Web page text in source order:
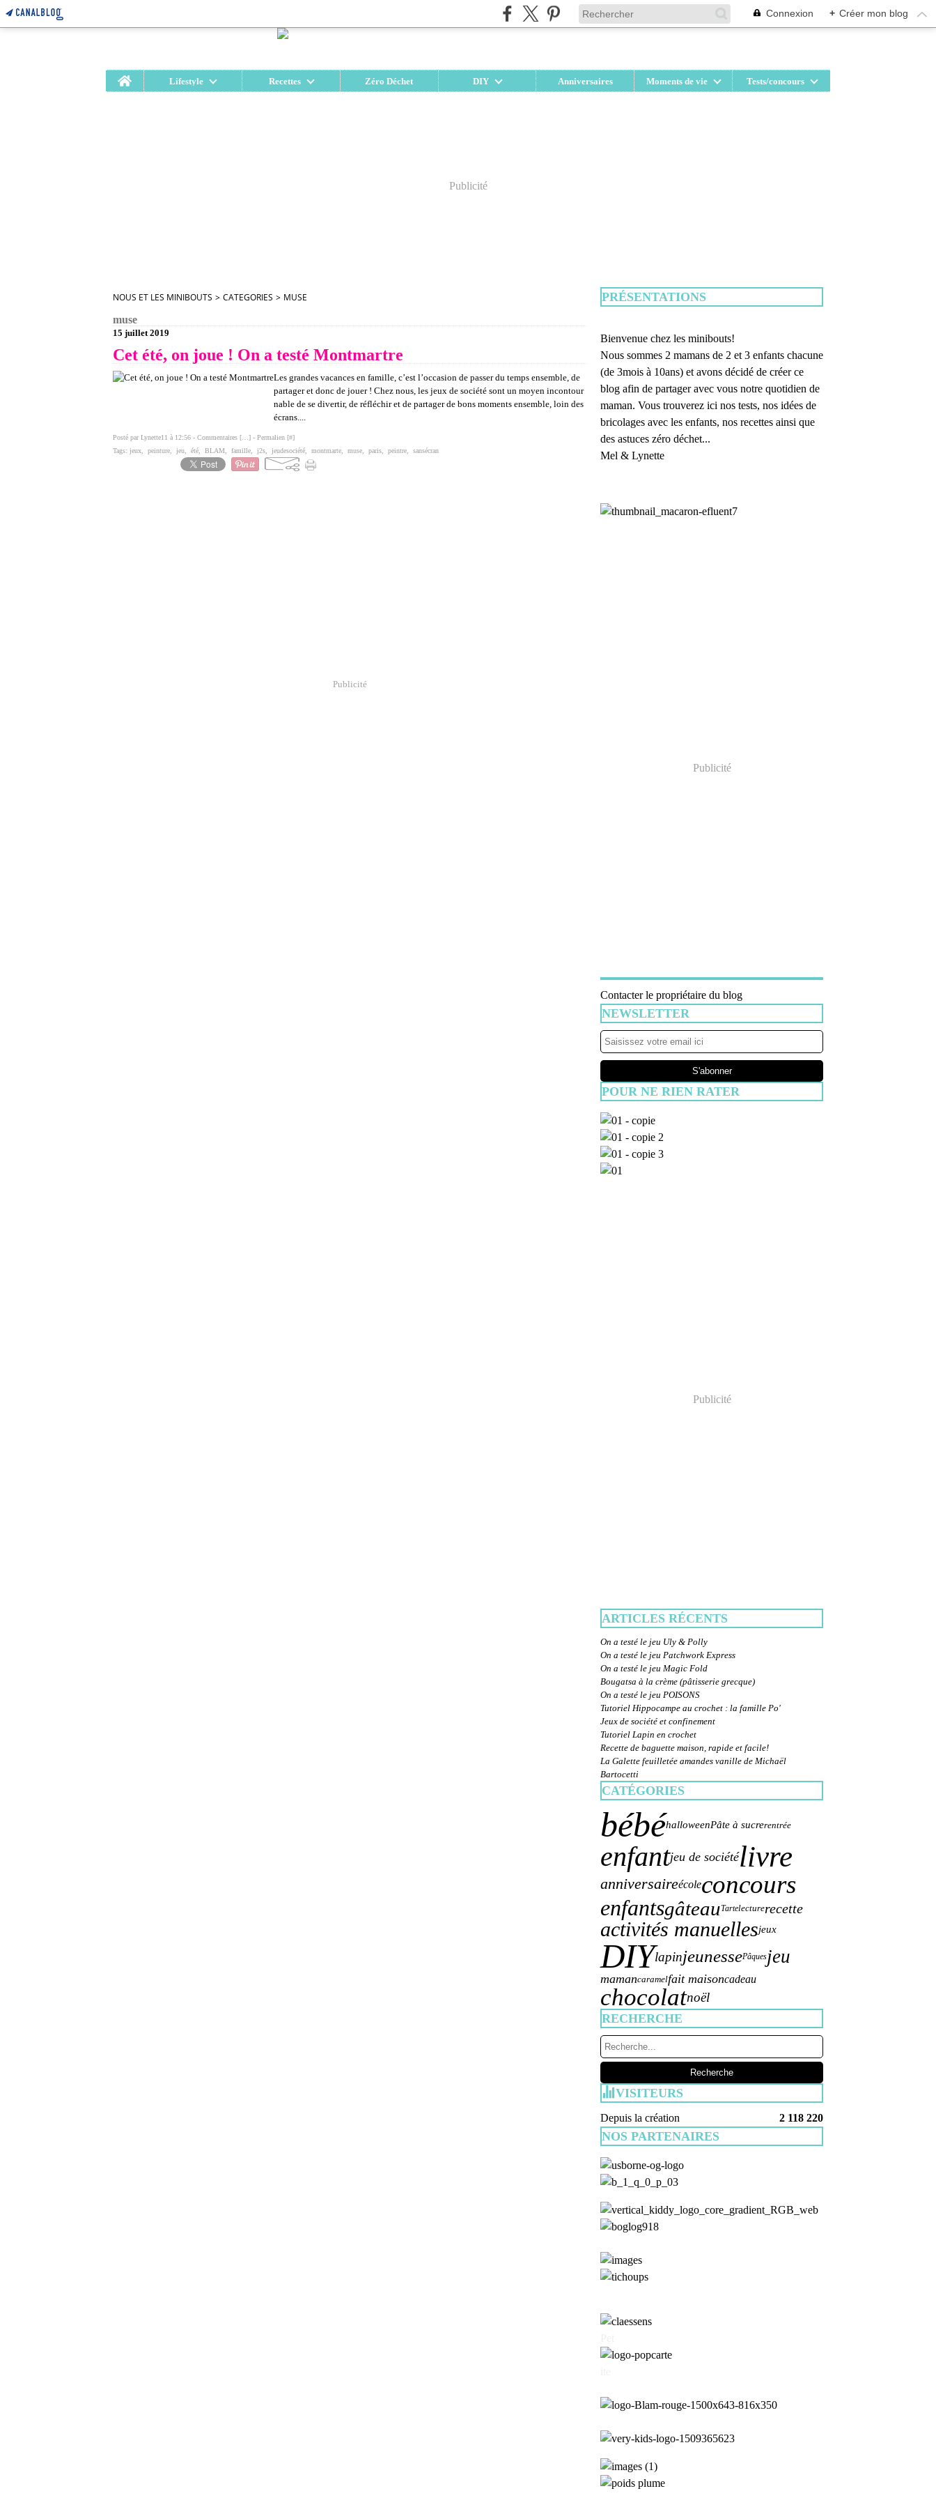
Connexion + Créer mon blog
Home
Lifestyle Recettes Zéro Déchet DIY Anniversaires Moments de vie Tests/concours
Publicité
NOUS ET LES MINIBOUTS > CATEGORIES > MUSE
muse
15 juillet 2019
Cet été, on joue ! On a testé Montmartre
Les grandes vacances en famille, c’est l’occasion de passer du temps ensemble, de
partager et donc de jouer ! Chez nous, les jeux de société sont un moyen incontour
nable de se divertir, de réfléchir et de partager de bons moments ensemble, loin des
écrans....
Posté par Lynette11 à 12:56 - Commentaires [ ] - Permalien [#]
Tags: jeux peinture jeu été BLAM famille j2s jeudesociété montmarte muse paris peintre sansécran
Publicité
PRÉSENTATIONS
Bienvenue chez les minibouts!
Nous sommes 2 mamans de 2 et 3 enfants chacune
(de 3mois à 10ans) et avons décidé de créer ce
blog afin de partager avec vous notre quotidien de
maman. Vous trouverez ici nos tests, nos idées de
bricolages avec les enfants, nos recettes ainsi que
des astuces zéro déchet...
Mel & Lynette
Publicité
Contacter le propriétaire du blog
NEWSLETTER
POUR NE RIEN RATER
Publicité
ARTICLES RÉCENTS
On a testé le jeu Uly & Polly
On a testé le jeu Patchwork Express
On a testé le jeu Magic Fold
Bougatsa à la crème (pâtisserie grecque)
On a testé le jeu POISONS
Tutoriel Hippocampe au crochet : la famille Po'
Jeux de société et confinement
Tutoriel Lapin en crochet
Recette de baguette maison, rapide et facile!
La Galette feuilletée amandes vanille de Michaël
Bartocetti
CATÉGORIES
bébéhalloweenPâte à sucrerentrée
enfantjeu de sociétélivre
anniversaireécoleconcours
enfantsgâteauTartelecturerecette
activités manuellesjeux
DIYlapinjeunessePâquesjeu
mamancaramelfait maisoncadeau
chocolatnoël
RECHERCHE
VISITEURS
Depuis la création 2 118 220
NOS PARTENAIRES